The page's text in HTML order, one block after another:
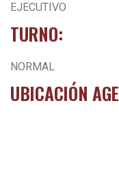
EJECUTIVO
TURNO:
NORMAL
UBICACIÓN